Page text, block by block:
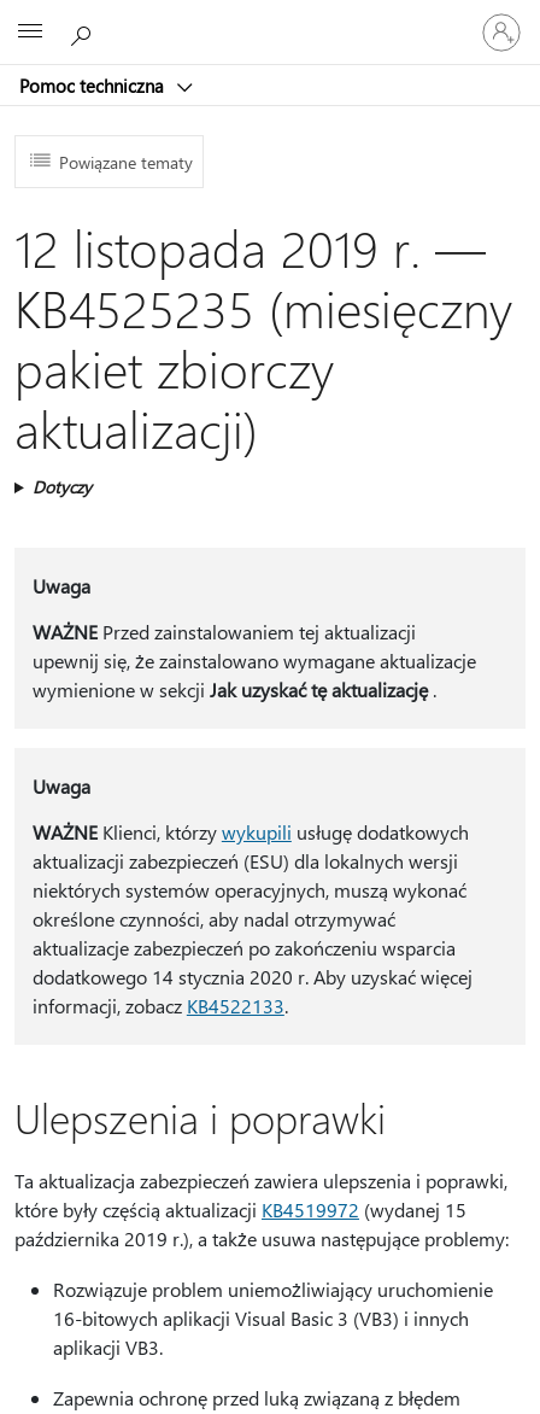
Pomoc techniczna
Zaloguj
się
do
konta
Powiązane tematy
12 listopada 2019 r. —
KB4525235 (miesięczny
pakiet zbiorczy
aktualizacji)
Dotyczy
Uwaga
WAŻNEPrzed zainstalowaniem tej aktualizacji
upewnij się, że zainstalowano wymagane aktualizacje
wymienione w sekcji Jak uzyskać tę aktualizację.
Uwaga
WAŻNEKlienci, którzywykupili usługę dodatkowych
aktualizacji zabezpieczeń (ESU) dla lokalnych wersji
niektórych systemów operacyjnych, muszą wykonać
określone czynności, aby nadal otrzymywać
aktualizacje zabezpieczeń po zakończeniu wsparcia
dodatkowego 14 stycznia 2020 r. Aby uzyskać więcej
informacji, zobacz KB4522133.
Ulepszenia i poprawki
Ta aktualizacja zabezpieczeń zawiera ulepszenia i poprawki,
które były częścią aktualizacji KB4519972 (wydanej 15
października 2019 r.), a także usuwa następujące problemy:
Rozwiązuje problem uniemożliwiający uruchomienie
16-bitowych aplikacji Visual Basic 3 (VB3) i innych
aplikacji VB3.
Zapewnia ochronę przed luką związaną z błędem